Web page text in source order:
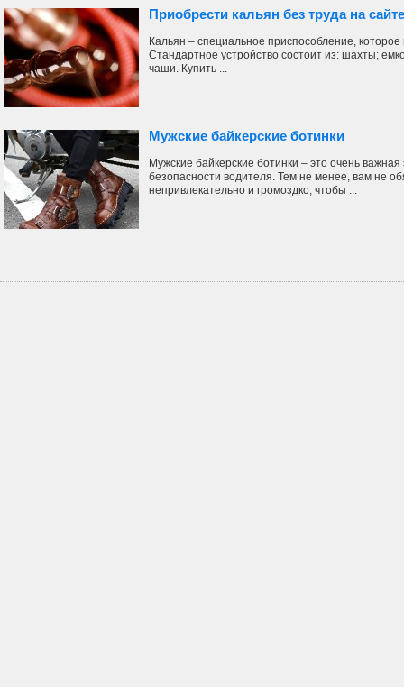
Приобрести кальян без труда на
Кальян – специальное приспособление,
Стандартное устройство состоит из: шахты;
чаши. Купить ...
Мужские байкерские ботинки
Мужские байкерские ботинки – это очень
безопасности водителя. Тем не менее, вам не
непривлекательно и громоздко, чтобы ...